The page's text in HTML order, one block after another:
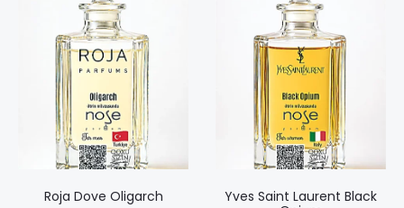
Roja Dove Oligarch
Yves Saint Laurent Black